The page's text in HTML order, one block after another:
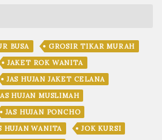
BUSA
GROSIR TIKAR MURAH
JAKET ROK WANITA
JAS HUJAN JAKET CELANA
HUJAN MUSLIMAH
JAS HUJAN PONCHO
HUJAN WANITA
JOK KURSI